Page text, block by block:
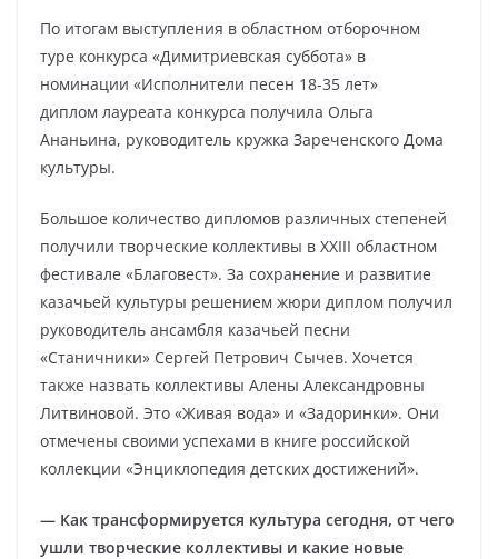
По итогам выступления в областном отборочном
туре конкурса «Димитриевская суббота» в
номинации «Исполнители песен 18-35 лет»
диплом лауреата конкурса получила Ольга
Ананьина, руководитель кружка Зареченского Дома
культуры.
Большое количество дипломов различных степеней
получили творческие коллективы в XXIII областном
фестивале «Благовест». За сохранение и развитие
казачьей культуры решением жюри диплом получил
руководитель ансамбля казачьей песни
«Станичники» Сергей Петрович Сычев. Хочется
также назвать коллективы Алены Александровны
Литвиновой. Это «Живая вода» и «Задоринки». Они
отмечены своими успехами в книге российской
коллекции «Энциклопедия детских достижений».
— Как трансформируется культура сегодня, от чего
ушли творческие коллективы и какие новые